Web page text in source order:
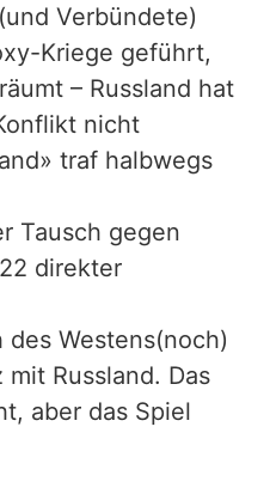
Verbündete)
Kriege geführt,
– Russland hat
nicht
traf halbwegs
Tausch gegen
direkter
des Westens(noch)
Russland. Das
aber das Spiel